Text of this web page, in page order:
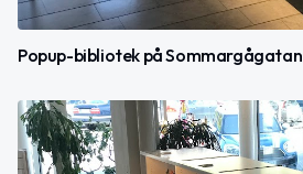
Popup-bibliotek på Sommargågatan